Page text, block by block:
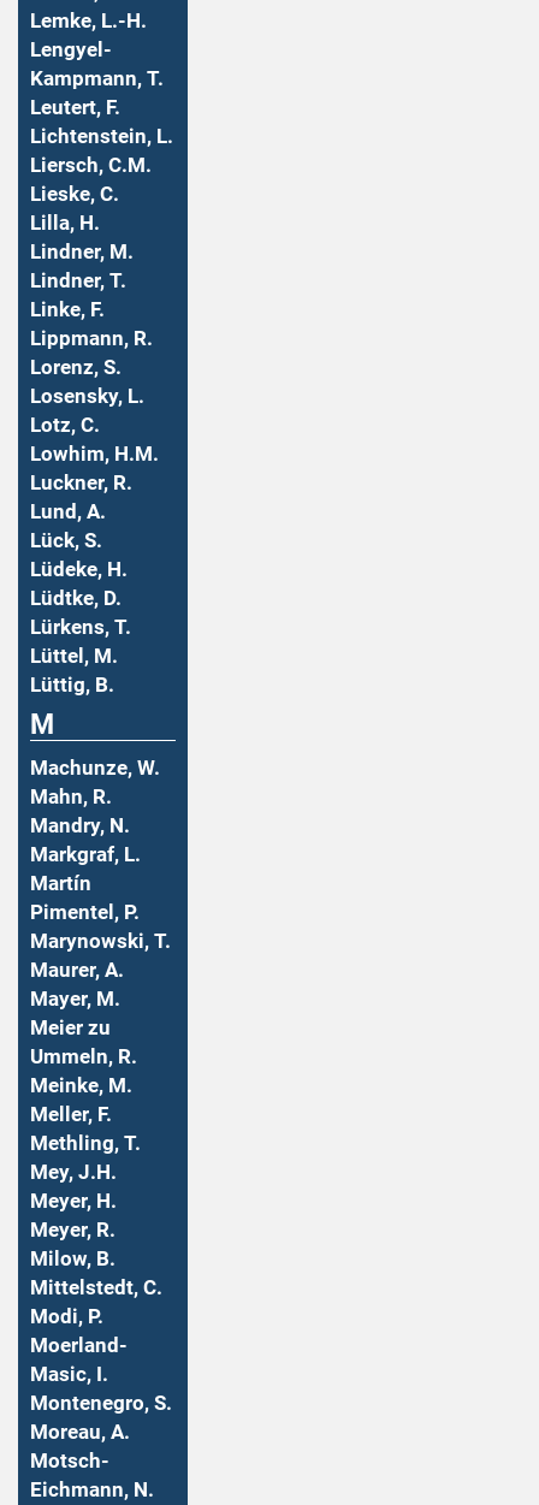
Lemke, L.-H.
Lengyel-
Kampmann, T.
Leutert, F.
Lichtenstein, L.
Liersch, C.M.
Lieske, C.
Lilla, H.
Lindner, M.
Lindner, T.
Linke, F.
Lippmann, R.
Lorenz, S.
Losensky, L.
Lotz, C.
Lowhim, H.M.
Luckner, R.
Lund, A.
Lück, S.
Lüdeke, H.
Lüdtke, D.
Lürkens, T.
Lüttel, M.
Lüttig, B.
M
Machunze, W.
Mahn, R.
Mandry, N.
Markgraf, L.
Martín
Pimentel, P.
Marynowski, T.
Maurer, A.
Mayer, M.
Meier zu
Ummeln, R.
Meinke, M.
Meller, F.
Methling, T.
Mey, J.H.
Meyer, H.
Meyer, R.
Milow, B.
Mittelstedt, C.
Modi, P.
Moerland-
Masic, I.
Montenegro, S.
Moreau, A.
Motsch-
Eichmann, N.